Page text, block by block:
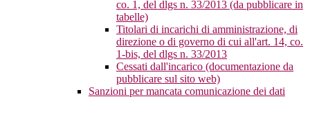
co. 1, del dlgs n. 33/2013 (da pubblicare in
tabelle)
Titolari di incarichi di amministrazione, di
direzione o di governo di cui all'art. 14, co.
1-bis, del dlgs n. 33/2013
Cessati dall'incarico (documentazione da
pubblicare sul sito web)
Sanzioni per mancata comunicazione dei dati